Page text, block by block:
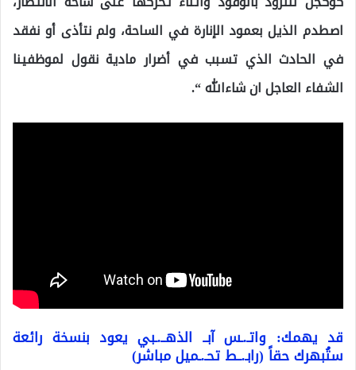
اصطدم الذيل بعمود الإنارة في الساحة، ولم نتأذى أو نفقد
في الحادث الذي تسبب في أضرار مادية نقول لموظفينا
الشفاء العاجل ان شاءالله “.
قد يهمك: واتـ.ـس آبــ الذهــ.ـبي يعود بنسخة رائعة
ستُبهرك حقاً (رابـ.ــط تحـ.ـميل مباشر)